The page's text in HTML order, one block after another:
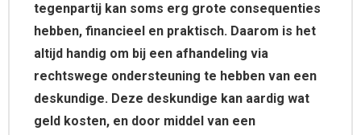
tegenpartij kan soms erg grote consequenties
hebben, financieel en praktisch. Daarom is het
altijd handig om bij een afhandeling via
rechtswege ondersteuning te hebben van een
deskundige. Deze deskundige kan aardig wat
geld kosten, en door middel van een